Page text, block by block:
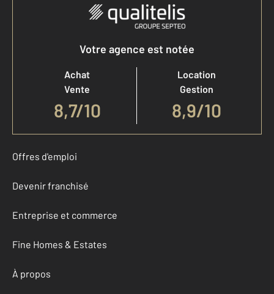
Votre agence est notée
Achat
Vente
8,7/10
Location
Gestion
8,9/10
Offres d'emploi
Devenir franchisé
Entreprise et commerce
Fine Homes & Estates
À propos